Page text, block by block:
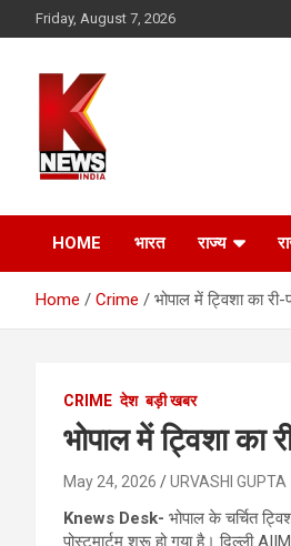
to
Friday, August 7, 2026
HOME भारत राज्य
Home Crime भोपाल में ट्विशा का
CRIME देश बड़ी खबर
भोपाल में ट्विशा का
May 24, 2026 URVASHI GUPTA
Knews Desk- भोपाल के चर्चित
पोस्टमार्टम शुरू हो गया है। दिल्ली